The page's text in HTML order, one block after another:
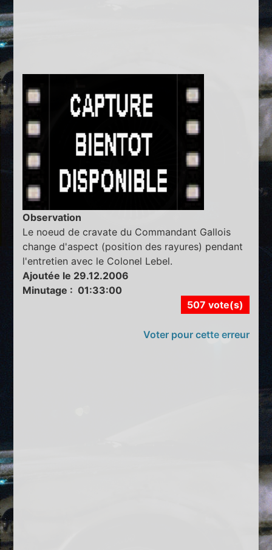
Observation
Le noeud de cravate du Commandant Gallois
change d'aspect (position des rayures) pendant
l'entretien avec le Colonel Lebel.
Ajoutée le 29.12.2006
Minutage : 01:33:00
507 vote(s)
Voter pour cette erreur